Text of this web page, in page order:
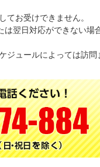
てお受けできません。
は翌日対応ができない場
ジュールによっては訪問